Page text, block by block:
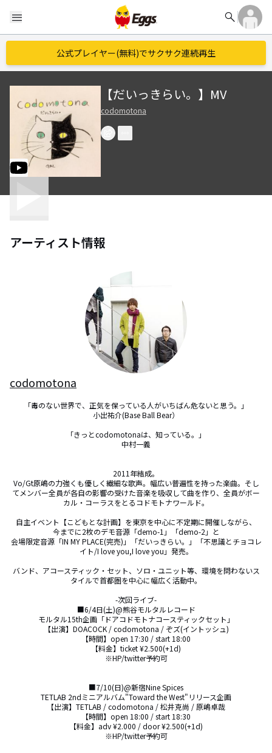
menu search
公式プレイヤー(無料)でサクサク連続再生
【だいっきらい。】MV
codomotona
アーティスト情報
codomotona
「毒のない世界で、正気を保っている人がいちばん危ないと思う。」
小出祐介(Base Ball Bear）
「きっとcodomotonaは、知っている。」
中村一義
2011年結成。
Vo/Gt原嶋の力強くも優しく繊細な歌声。幅広い普遍性を持った楽曲。そし
てメンバー全員が各自の影響の受けた音楽を吸収して曲を作り、全員がボー
カル・コーラスをとるコドモトナワールド。
自主イベント【こどもとな計画】を東京を中心に不定期に開催しながら、
今までに2枚のデモ音源「demo-1」「demo-2」と
会場限定音源「IN MY PLACE(完売)」「だいっきらい。」「不思議とチョコレ
イト/I love you,I love you」発売。
バンド、アコースティック・セット、ソロ・ユニット等、環境を問わないス
タイルで首都圏を中心に幅広く活動中。
-次回ライブ-
■6/4日(土)@熊谷モルタルレコード
モルタル15th企画「ドアコドモトナコースティックセット」
【出演】DOACOCK / codomotona / ぞズ(イントッシュ)
【時間】open 17:30 / start 18:00
【料金】ticket ¥2.500(+1d)
※HP/twitter予約可
■7/10(日)@新宿Nine Spices
TETLAB 2ndミニアルバム"Toward the West"リリース企画
【出演】TETLAB / codomotona / 松井克尚 / 原嶋卓哉
【時間】open 18:00 / start 18:30
【料金】adv ¥2.000 / door ¥2.500(+1d)
※HP/twitter予約可